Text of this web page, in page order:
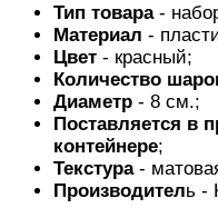
Тип товара-
Материал -
Цвет - красный;
Количество
Диаметр - 8 см.;
Поставляется в
контейнере;
Текстура-
Производитель -